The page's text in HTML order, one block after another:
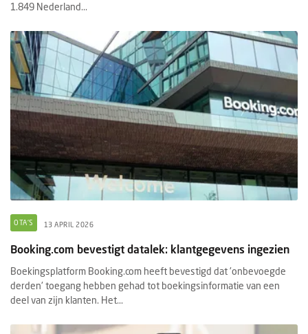
1.849 Nederland...
OTA'S 13 APRIL 2026
Booking.com bevestigt datalek: klantgegevens ingezien
Boekingsplatform Booking.com heeft bevestigd dat 'onbevoegde
derden' toegang hebben gehad tot boekingsinformatie van een
deel van zijn klanten. Het...